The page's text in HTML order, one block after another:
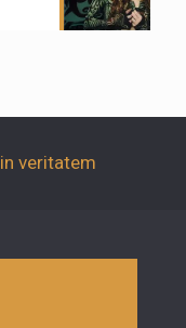
in veritatem